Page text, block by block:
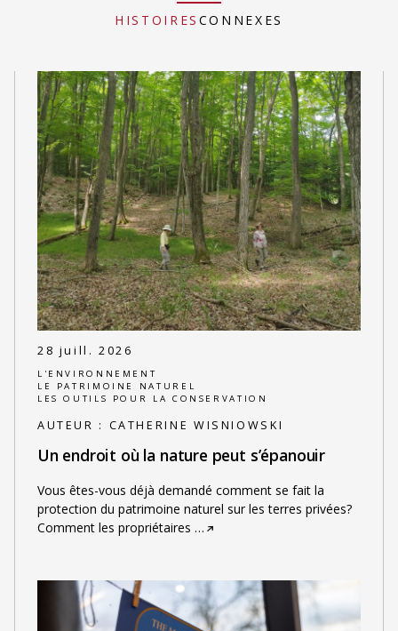
HISTOIRES CONNEXES
28 juill. 2026
L'ENVIRONNEMENT
LE PATRIMOINE NATUREL
LES OUTILS POUR LA CONSERVATION
AUTEUR : CATHERINE WISNIOWSKI
Un endroit où la nature peut s’épanouir
Vous êtes-vous déjà demandé comment se fait la
protection du patrimoine naturel sur les terres privées?
Comment les propriétaires …